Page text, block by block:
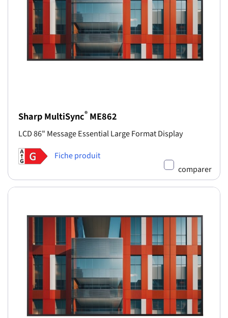
Sharp MultiSync® ME862
LCD 86" Message Essential Large Format Display
Fiche produit
comparer